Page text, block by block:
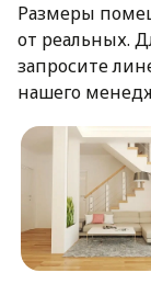
Размеры
от реальных.
запросите
нашего